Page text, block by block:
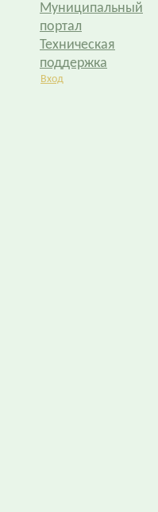
Муниципальный
портал
Техническая
поддержка
Вход